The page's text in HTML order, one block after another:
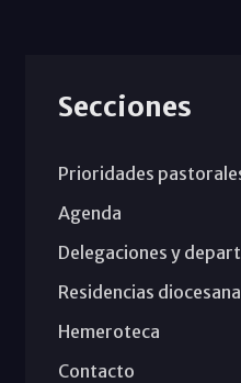
Secciones
Prioridades
Agenda
Delegaciones y
Residencias
Hemeroteca
Contacto